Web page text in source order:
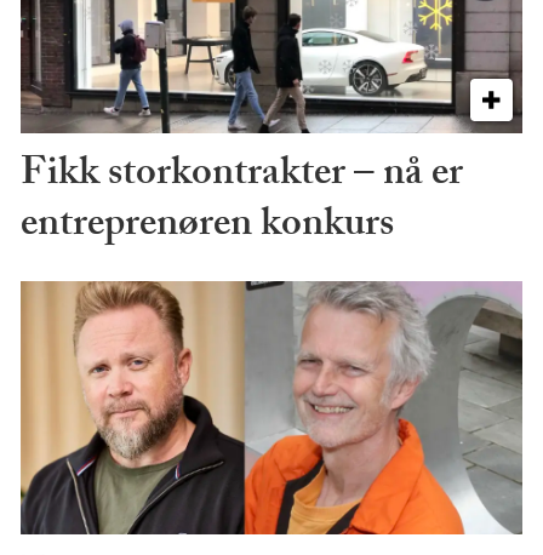
Fikk storkontrakter – nå er
entreprenøren konkurs